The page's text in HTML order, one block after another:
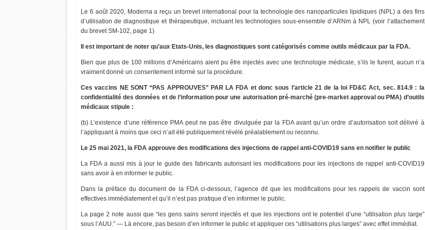
Le 6 août 2020, Moderna a reçu un brevet international pour la technologie des nanoparticules lipidiques (NPL) a des fins
d’utilisation de diagnostique et thérapeutique, incluant les technologies sous-ensemble d’ARNm à NPL (voir l’attachement
du brevet SM-102, page 1)
Il est important de noter qu’aux Etats-Unis, les diagnostiques sont catégorisés comme outils médicaux par la FDA.
Bien que plus de 100 millions d’Américains aient pu être injectés avec une technologie médicale, s’ils le furent, aucun n’a
vraiment donné un consentement informé sur la procédure.
Ces vaccins NE SONT “PAS APPROUVES” PAR LA FDA et donc sous l’article 21 de la loi FD&C Act, sec. 814.9 : la
confidentialité des données et de l’information pour une autorisation pré-marché (pre-market approval ou PMA) d’outils
médicaux stipule :
(b) L’existence d’une référence PMA peut ne pas être divulguée par la FDA avant qu’un ordre d’autorisation soit délivré à
l’appliquant à moins que ceci n’ait été publiquement révélé préalablement ou reconnu.
Le 25 mai 2021, la FDA approuve des modifications des injections de rappel anti-COVID19 sans en notifier le public
La FDA a aussi mis à jour le guide des fabricants autorisant les modifications pour les injections de rappel anti-COVID19
sans avoir à en informer le public.
Dans la préface du document de la FDA ci-dessous, l’agence dit que les modifications pour les rappels de vaccin sont
effectives immédiatement et qu’il n’est pas pratique d’en informer le public.
La page 2 note aussi que “les gens sains seront injectés et que les injections ont le potentiel d’une “utilisation plus large”
sous l’AUU.” — Là encore, pas besoin d’en informer le public et appliquer ces “utilisations plus larges” avec effet immédiat.